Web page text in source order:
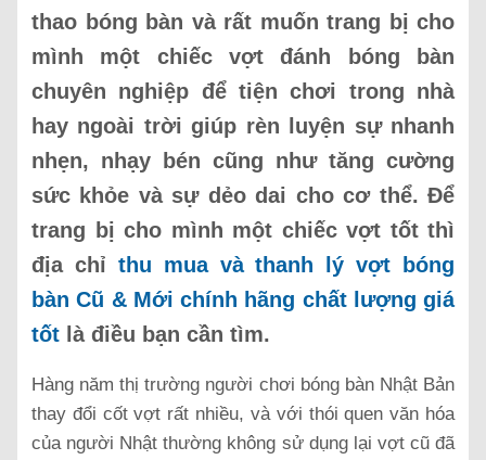
thao bóng bàn và rất muốn trang bị cho
mình một chiếc vợt đánh bóng bàn
chuyên nghiệp để tiện chơi trong nhà
hay ngoài trời giúp rèn luyện sự nhanh
nhẹn, nhạy bén cũng như tăng cường
sức khỏe và sự dẻo dai cho cơ thể. Để
trang bị cho mình một chiếc vợt tốt thì
địa chỉ thu mua và thanh lý vợt bóng
bàn Cũ & Mới chính hãng chất lượng giá
tốt là điều bạn cần tìm.
Hàng năm thị trường người chơi bóng bàn Nhật Bản
thay đổi cốt vợt rất nhiều, và với thói quen văn hóa
của người Nhật thường không sử dụng lại vợt cũ đã